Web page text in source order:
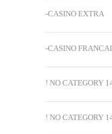
-CASINO EXTRA
-CASINO
! NO CATEGORY
! NO CATEGORY